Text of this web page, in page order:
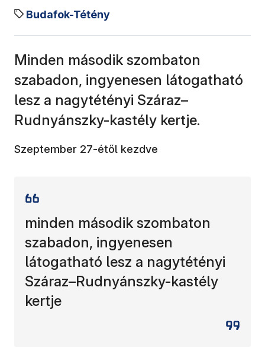
Budafok-Tétény
Minden második szombaton
szabadon, ingyenesen látogatható
lesz a nagytétényi Száraz–
Rudnyánszky-kastély kertje.
Szeptember 27-étől kezdve
minden második szombaton
szabadon, ingyenesen
látogatható lesz a nagytétényi
Száraz–Rudnyánszky-kastély
kertje